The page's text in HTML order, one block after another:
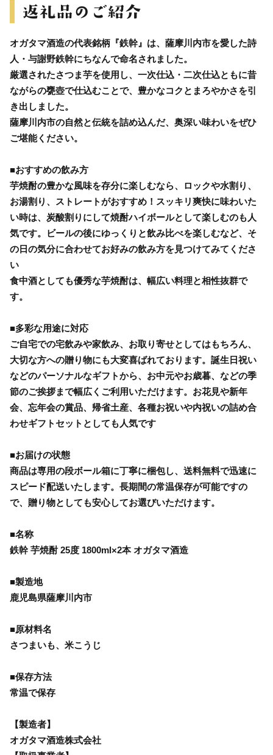
オガタマ酒造の代表銘柄『鉄幹』は、薩摩川内市を愛した詩
人・与謝野鉄幹にちなんで命名されました。
厳選されたさつま芋を使用し、一次仕込・二次仕込ともに昔
ながらの甕壺で仕込むことで、豊かなコクとまろやかさを引
き出しました。
薩摩川内市の自然と伝統を詰め込んだ、奥深い味わいをぜひ
ご堪能ください。
■おすすめの飲み方
芋焼酎の豊かな風味を存分に楽しむなら、ロックや水割り、
お湯割り、ストレートがおすすめ！スッキリ爽快に味わいた
い時は、炭酸割りにして焼酎ハイボールとして楽しむのも人
気です。ビールの後にゆっくりと飲み比べを楽しむなど、そ
の日の気分に合わせてお好みの飲み方を見つけてみてくださ
い
食中酒としても優秀な芋焼酎は、幅広い料理と相性抜群で
す。
■多彩な用途に対応
ご自宅での宅飲みや家飲み、お取り寄せとしてはもちろん、
大切な方への贈り物にも大変喜ばれております。誕生日祝い
などのパーソナルなギフトから、お中元やお歳暮、などの季
節のご挨拶まで幅広くご利用いただけます。お花見や新年
会、忘年会の賞品、帰省土産、各種お祝いや内祝いの詰め合
わせギフトセットとしても人気です
■お届けの状態
商品は専用の段ボール箱に丁寧に梱包し、送料無料で迅速に
スピード配送いたします。長期間の常温保存が可能ですの
で、贈り物としても安心してお選びいただけます。
■名称
鉄幹 芋焼酎 25度 1800ml×2本 オガタマ酒造
■製造地
鹿児島県薩摩川内市
■原材料名
さつまいも、米こうじ
■保存方法
常温で保存
【製造者】
オガタマ酒造株式会社